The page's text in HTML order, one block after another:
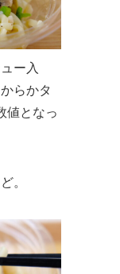
ー入
らかタ
値となっ
。